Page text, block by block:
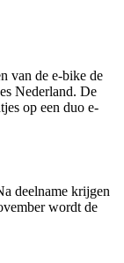
van de e-bike de
Nederland. De
op een duo e-
deelname krijgen
wordt de